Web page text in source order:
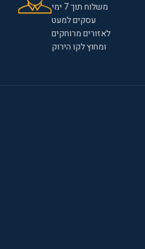
משלוח תוך 7 ימי
עסקים למעט
לאזורים מרוחקים
ומחוץ לקו הירוק